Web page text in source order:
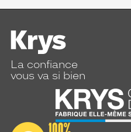
La confiance
vous va si bien